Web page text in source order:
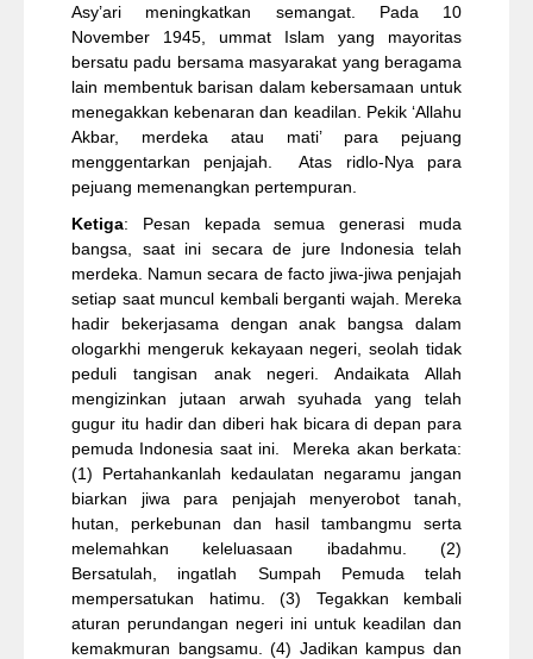
Asy’ari meningkatkan semangat. Pada 10
November 1945, ummat Islam yang mayoritas
bersatu padu bersama masyarakat yang beragama
lain membentuk barisan dalam kebersamaan untuk
menegakkan kebenaran dan keadilan. Pekik ‘Allahu
Akbar, merdeka atau mati’ para pejuang
menggentarkan penjajah. Atas ridlo-Nya para
pejuang memenangkan pertempuran.
Ketiga: Pesan kepada semua generasi muda
bangsa, saat ini secara de jure Indonesia telah
merdeka. Namun secara de facto jiwa-jiwa penjajah
setiap saat muncul kembali berganti wajah. Mereka
hadir bekerjasama dengan anak bangsa dalam
ologarkhi mengeruk kekayaan negeri, seolah tidak
peduli tangisan anak negeri. Andaikata Allah
mengizinkan jutaan arwah syuhada yang telah
gugur itu hadir dan diberi hak bicara di depan para
pemuda Indonesia saat ini. Mereka akan berkata:
(1) Pertahankanlah kedaulatan negaramu jangan
biarkan jiwa para penjajah menyerobot tanah,
hutan, perkebunan dan hasil tambangmu serta
melemahkan keleluasaan ibadahmu. (2)
Bersatulah, ingatlah Sumpah Pemuda telah
mempersatukan hatimu. (3) Tegakkan kembali
aturan perundangan negeri ini untuk keadilan dan
kemakmuran bangsamu. (4) Jadikan kampus dan